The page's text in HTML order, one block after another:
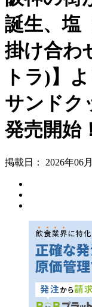
誕生、塩
掛け合わ
トラ)】
サンドク
発売開始
掲載日： 2026年06